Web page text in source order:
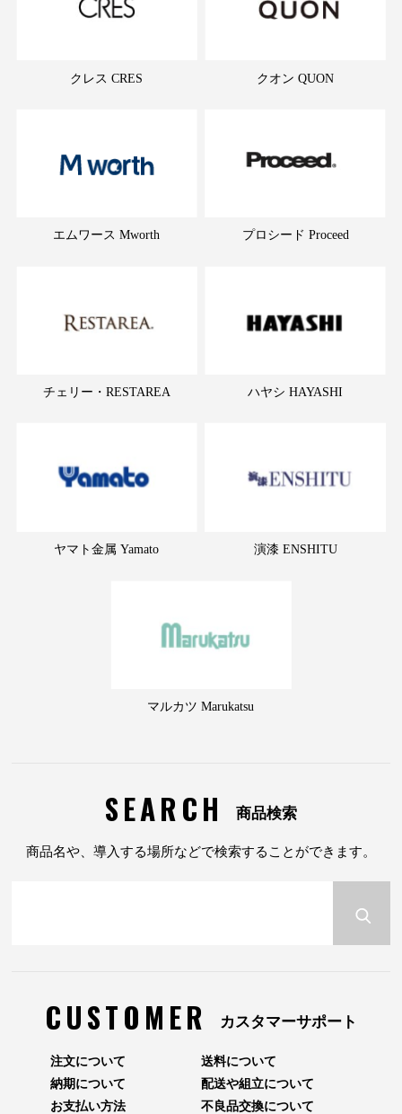
クレス CRES クオン QUON
エムワース Mworth プロシード Proceed
チェリー・RESTAREA ハヤシ HAYASHI
ヤマト金属 Yamato 演漆 ENSHITU
マルカツ Marukatsu
SEARCH 商品検索
商品名や、導入する場所などで検索することができます。
CUSTOMER カスタマーサポート
注文について
納期について
お支払い方法
送料について
配送や組立について
不良品交換について